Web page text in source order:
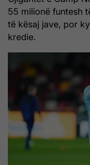
55 milionë funtesh
të kësaj jave, por
kredie.